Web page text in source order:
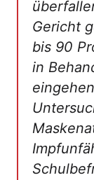
Gericht
bis 90
in